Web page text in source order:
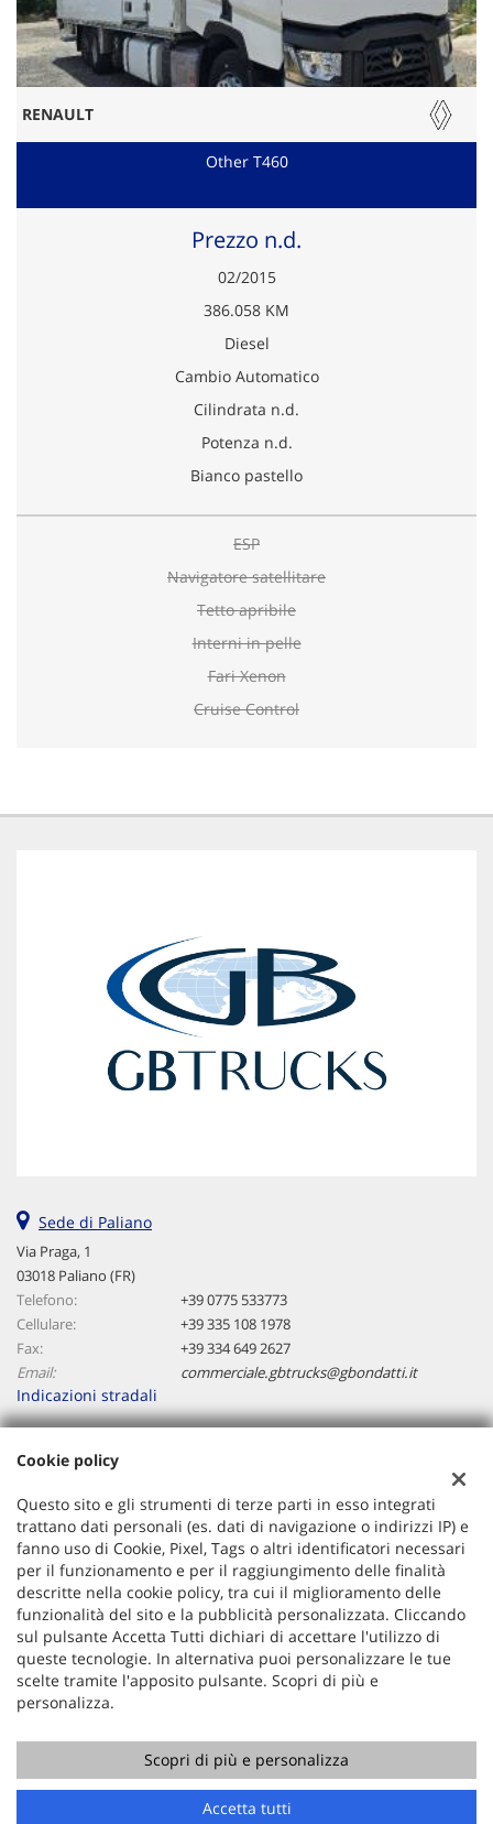
Contatta un consulente
RENAULT
Other T460
Prezzo n.d.
02/2015
386.058 KM
Diesel
Cambio Automatico
Cilindrata n.d.
Potenza n.d.
Bianco pastello
ESP
Navigatore satellitare
Tetto apribile
Interni in pelle
Fari Xenon
Cruise Control
Sede di Paliano
Via Praga, 1
03018 Paliano (FR)
Telefono:
+39 0775 533773
Cellulare:
+39 335 108 1978
Fax:
+39 334 649 2627
Email:
commerciale.gbtrucks@gbondatti.it
Indicazioni stradali
Dati fiscali:
Gb Trucks Srl
Via Praga, 1, Paliano (FR)
C.F/P.IVA:02669460608
Registro delle imprese:FR
Copyright © 2026 GestionaleAuto.com S.r.l., Tutti i diritti
riservati -Leggi l'informativa sulla privacy-Cookie Policy
GestionaleAuto.com
Cookie policy
Questo sito e gli strumenti di terze parti in esso integrati
trattano dati personali (es. dati di navigazione o indirizzi IP) e
fanno uso di Cookie, Pixel, Tags o altri identificatori necessari
per il funzionamento e per il raggiungimento delle finalità
descritte nella cookie policy, tra cui il miglioramento delle
funzionalità del sito e la pubblicità personalizzata. Cliccando
sul pulsante Accetta Tutti dichiari di accettare l'utilizzo di
queste tecnologie. In alternativa puoi personalizzare le tue
scelte tramite l'apposito pulsante. Scopri di più e
personalizza.
Scopri di più e personalizza
Accetta tutti